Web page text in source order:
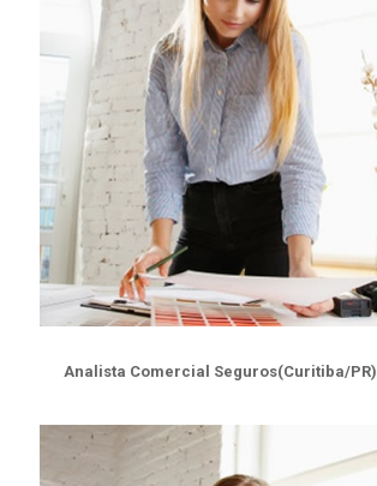
Analista Comercial Seguros(Curitiba/PR)